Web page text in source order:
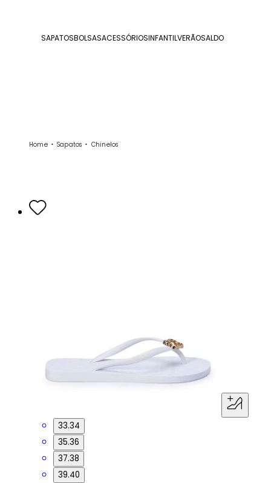
SAPATOSBOLSASACESSÓRIOSINFANTILVERÃOSALDO
Home Sapatos Chinelos
33.34
35.36
37.38
39.40